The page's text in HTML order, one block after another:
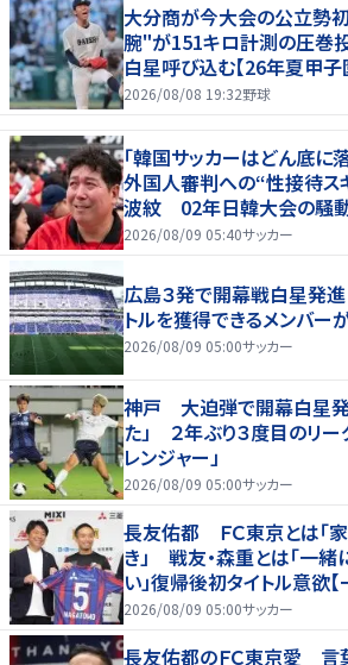
大分商が今大会の公立勢
腕"が151キロ計測の圧巻
白星呼び込む【26年夏甲子
2026/08/08 19:32野球
「韓国サッカーはどん底に
外国人審判への“性接待ス
波紋 02年日韓大会の騒
疑われる」
2026/08/09 05:40サッカー
広島３発で開幕戦白星発
トルを獲得できるメンバー
2026/08/09 05:00サッカー
神戸 大迫弾で開幕白星発
た」 ２年ぶり３度目のリー
レンジャー」
2026/08/09 05:00サッカー
長友佑都 ＦＣ東京とは「
き」 戦友・森重とは「一
い」復帰後初タイトル意欲【
2026/08/09 05:00サッカー
長友佑都のＦＣ東京愛 言